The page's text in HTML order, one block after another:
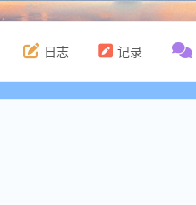
日志 记录